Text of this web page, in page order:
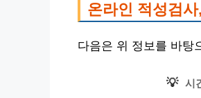
온라인 적성검
다음은 위 정보를 바탕
💡 시